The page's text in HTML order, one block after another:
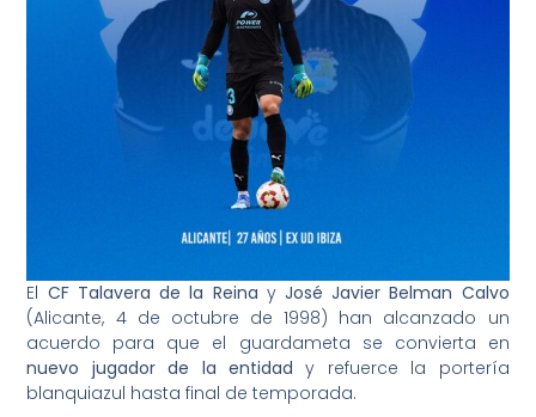
El CF Talavera de la Reina y José Javier Belman Calvo
(Alicante, 4 de octubre de 1998) han alcanzado un
acuerdo para que el guardameta se convierta en
nuevo jugador de la entidad y refuerce la portería
blanquiazul hasta final de temporada.